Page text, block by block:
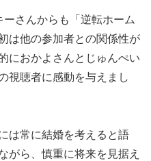
さんからも「逆転ホーム
は他の参加者との関係性が
におかよさんとじゅんぺい
視聴者に感動を与えまし
は常に結婚を考えると語
がら、慎重に将来を見据え